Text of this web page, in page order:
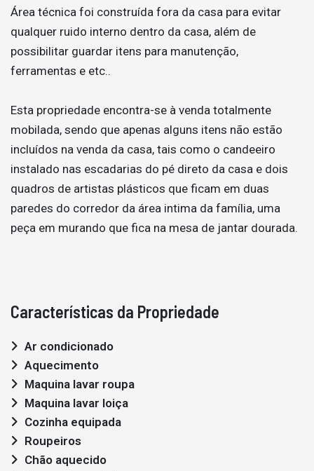
Área técnica foi construída fora da casa para evitar
qualquer ruido interno dentro da casa, além de
possibilitar guardar itens para manutenção,
ferramentas e etc..
Esta propriedade encontra-se à venda totalmente
mobilada, sendo que apenas alguns itens não estão
incluídos na venda da casa, tais como o candeeiro
instalado nas escadarias do pé direto da casa e dois
quadros de artistas plásticos que ficam em duas
paredes do corredor da área intima da família, uma
peça em murando que fica na mesa de jantar dourada.
Características da Propriedade
Ar condicionado
Aquecimento
Maquina lavar roupa
Maquina lavar loiça
Cozinha equipada
Roupeiros
Chão aquecido